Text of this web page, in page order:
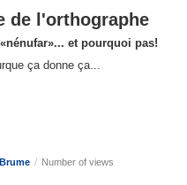
de l'orthographe
et pourquoi pas!
ça donne ça...
/ Number of views